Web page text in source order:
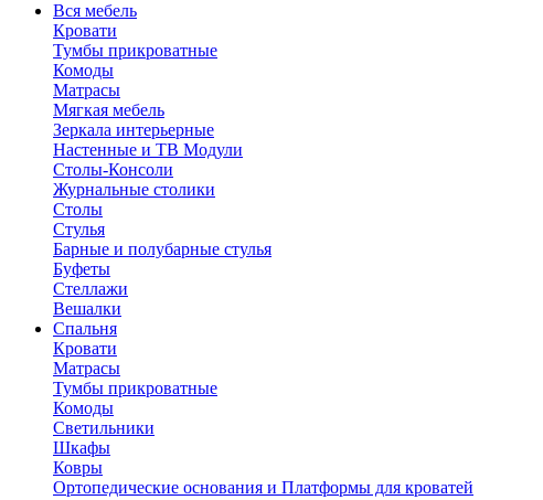
Вся мебель
Кровати
Тумбы прикроватные
Комоды
Матрасы
Мягкая мебель
Зеркала интерьерные
Настенные и ТВ Модули
Столы-Консоли
Журнальные столики
Столы
Стулья
Барные и полубарные стулья
Буфеты
Стеллажи
Вешалки
Cпальня
Кровати
Матрасы
Тумбы прикроватные
Комоды
Светильники
Шкафы
Ковры
Ортопедические основания и Платформы для кроватей